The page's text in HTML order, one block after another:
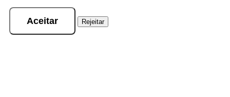
Aceitar Rejeitar